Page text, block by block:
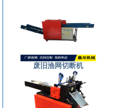
废旧渔网切断机